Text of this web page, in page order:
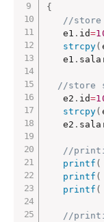
{
//
   e1
. id=
strcpy(
   e1
.
//store
   e2
. id=
strcpy(
   e2
.
//
printf (
printf (
printf (
//